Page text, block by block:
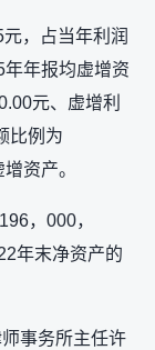
，占当年利润
年报均虚增资
元、虚增利
比例为
资产。
，000，
年末净资产的
事务所主任许